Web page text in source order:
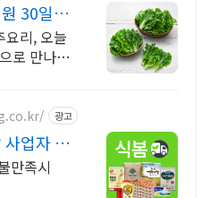
30일
요리, 오늘
로 만나보
광고
업자 전